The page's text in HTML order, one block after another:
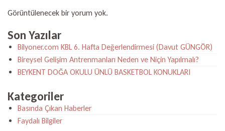
Görüntülenecek bir yorum yok.
Son Yazılar
Bilyoner.com KBL 6. Hafta Değerlendirmesi (Davut GÜNGÖR)
Bireysel Gelişim Antrenmanları Neden ve Niçin Yapılmalı?
BEYKENT DOĞA OKULU ÜNLÜ BASKETBOL KONUKLARI
Kategoriler
Basında Çıkan Haberler
Faydalı Bilgiler